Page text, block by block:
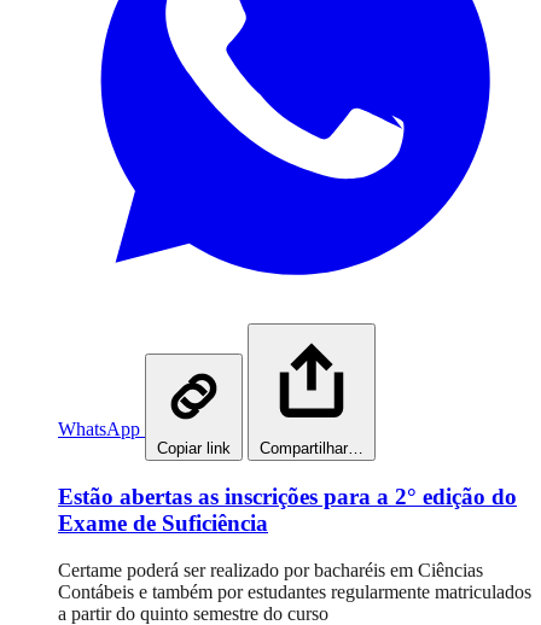
WhatsApp
Copiar link Compartilhar…
Estão abertas as inscrições para a 2° edição do
Exame de Suficiência
Certame poderá ser realizado por bacharéis em Ciências
Contábeis e também por estudantes regularmente matriculados
a partir do quinto semestre do curso